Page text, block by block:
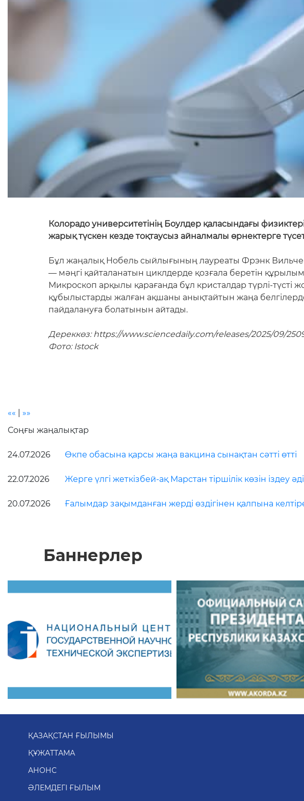
Колорадо университетінің Боулдер қаласындағы
жарық түскен кезде тоқтаусыз айналмалы өрнектерге
Бұл жаңалық Нобель сыйлығының лауреаты Фрэнк
— мәңгі қайталанатын циклдерде қозғала беретін
Микроскоп арқылы қарағанда бұл кристалдар түрлі-түсті
құбылыстарды жалған ақшаны анықтайтын жаңа
пайдалануға болатынын айтады.
Дереккөз: https://www.sciencedaily.com/releases/2025/09/
Фото: Istock
««
»»
Соңғы жаңалықтар
24.07.2026 Өкпе обасына қарсы жаңа вакцина сынақтан сәтті өтті
22.07.2026 Жерге үлгі жеткізбей-ақ Марстан тіршілік көзін іздеу
20.07.2026 Ғалымдар зақымданған жерді өздігінен қалпына
Баннерлер
ҚАЗАҚСТАН ҒЫЛЫМЫ
ҚҰЖАТТАМА
АНОНС
ӘЛЕМДЕГІ ҒЫЛЫМ